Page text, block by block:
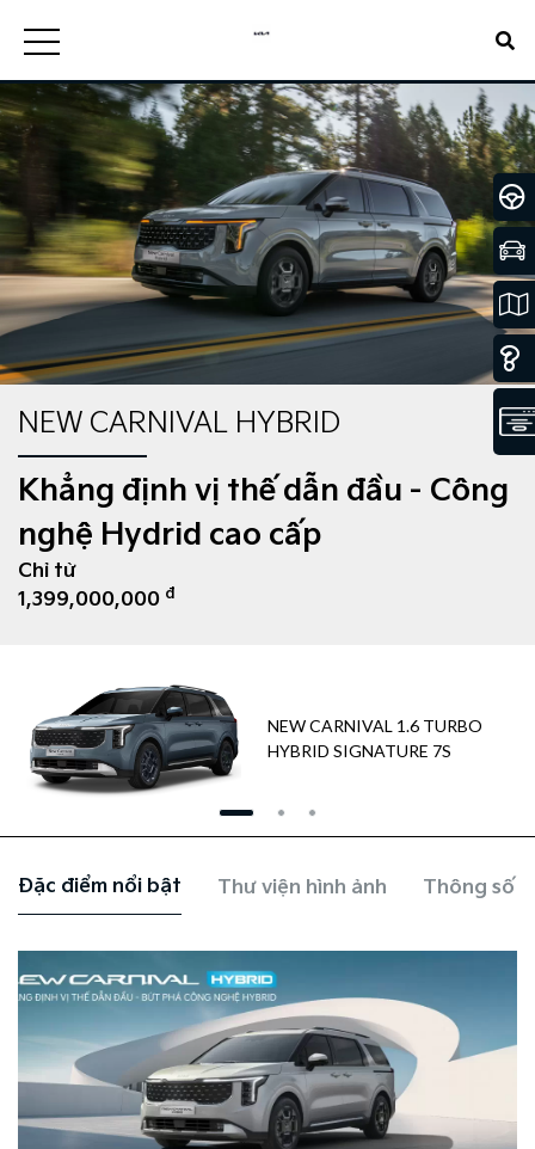
NEW CARNIVAL HYBRID
Khẳng định vị thế dẫn đầu - Công
nghệ Hydrid cao cấp
Chỉ từ
1,399,000,000 đ
NEW CARNIVAL 1.6 TURBO
HYBRID SIGNATURE 7S
Đặc điểm nổi bật Thư viện hình ảnh Thông số